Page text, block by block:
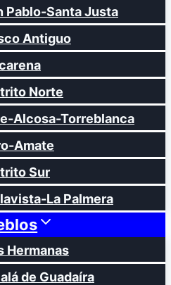
Pablo-Santa Justa
Antiguo
Norte
Alcosa-Torreblanca
Amate
Sur
La Palmera
Hermanas
de Guadaíra